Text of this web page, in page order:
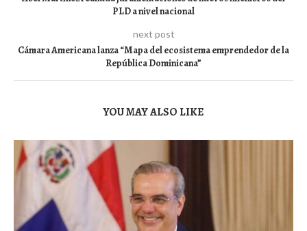
PLD a nivel nacional
next post
Cámara Americana lanza “Mapa del ecosistema emprendedor de la
República Dominicana”
YOU MAY ALSO LIKE